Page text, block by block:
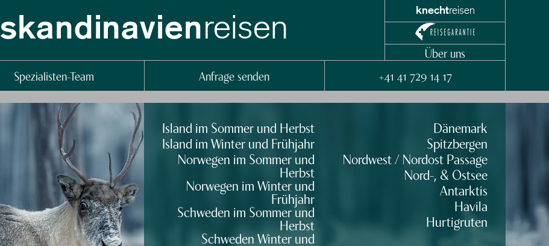
skandinavienreisen
knechtreisen
Über uns
Spezialisten-Team Anfrage senden +41 41 729 14 17
Island im Sommer und Herbst
Island im Winter und Frühjahr
Norwegen im Sommer und
Herbst
Norwegen im Winter und
Frühjahr
Schweden im Sommer und
Herbst
Schweden Winter und
Dänemark
Spitzbergen
Nordwest / Nordost Passage
Nord-, & Ostsee
Antarktis
Havila
Hurtigruten